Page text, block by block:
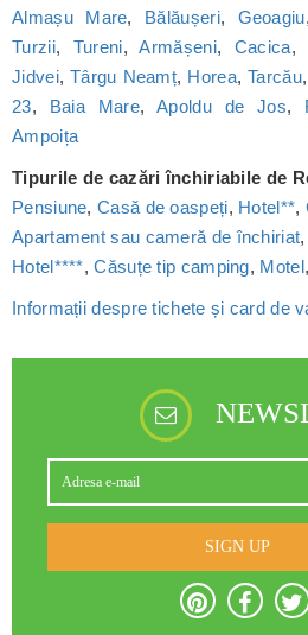
Almașu Mare, Bălăușeri, Geoagiu
Turzii, Tureni,Armășeni, Cacica,
Jidvei,Târgu Neamț, Horea,Tarcău,
23, Baia Mare,Apoldu de Jos,
Ampoița
Tipurile de cazări închiriabile de
Pensiune,Casă de oaspeți, Hotel**,
Apartament sau cameră de închiriat,
Hotel****,Căsuțe tip camping, Motel,
Informații despre tichete și card de
SIGN UP